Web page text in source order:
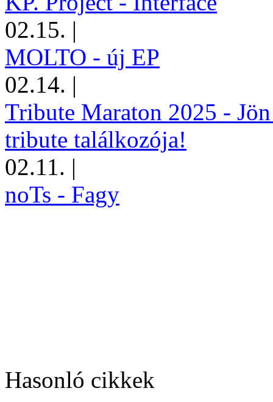
02.15. |
MOLTO - új EP
02.14. |
Tribute Maraton 2025 -
tribute találkozója!
02.11. |
noTs - Fagy
Hasonló cikkek